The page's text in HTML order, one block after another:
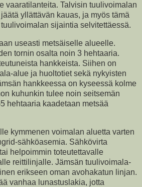
vaaratilanteita. Talvisin tuulivoimalan
yllättävän kauas, ja myös tämä
sijaintia selvitettäessä.
useasti metsäiselle alueelle.
tornin osalta noin 3 hehtaaria.
hankkeista. Siihen on
alue ja huoltotiet sekä nykyisten
hankkeessa on kyseessä kolme
kuhunkin tulee noin seitsemän
hehtaaria kaadetaan metsää
kymmenen voimalan aluetta varten
sähköasemia. Sähkövirta
helpoimmin toteutettavalle
reittilinjalle. Jämsän tuulivoimala-
erikseen oman avohakatun linjan.
vanhaa lunastuslakia, jotta